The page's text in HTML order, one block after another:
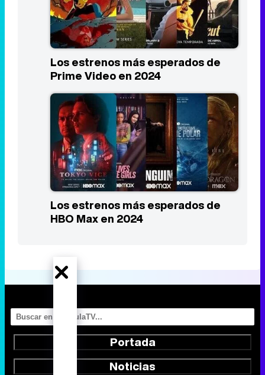
Los estrenos más esperados de
Prime Video en 2024
Los estrenos más esperados de
HBO Max en 2024
Portada
Noticias